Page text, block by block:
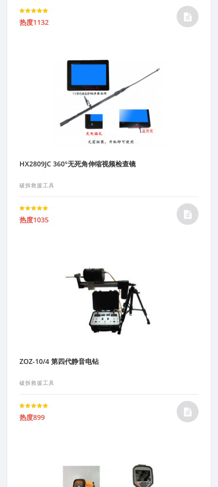
Rated
5.00out of 5
热度1132
HX2809JC 360°无死角伸缩视频检查镜
破拆救援工具
Rated
5.00out of 5
热度1035
ZOZ-10/4 第四代静音电钻
破拆救援工具
Rated
5.00out of 5
热度899